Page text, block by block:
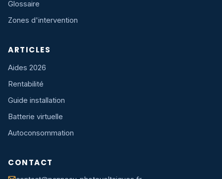
Glossaire
Zones d'intervention
ARTICLES
Aides 2026
Rentabilité
Guide installation
Batterie virtuelle
Autoconsommation
CONTACT